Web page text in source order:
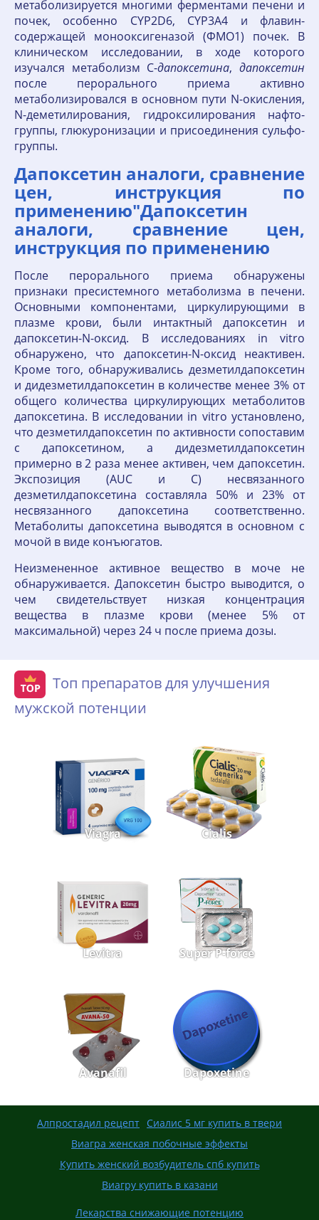
метаболизируется многими ферментами печени и
почек, особенно CYP2D6, CYP3A4 и флавин-
содержащей монооксигеназой (ФМО1) почек. В
клиническом исследовании, в ходе которого
изучался метаболизм С-дапоксетина,дапоксетин
после перорального приема активно
метаболизировался в основном пути N-окисления,
N-деметилирования, гидроксилирования нафто-
группы, глюкуронизации и присоединения сульфо-
группы.
Дапоксетин аналоги, сравнение
цен, инструкция по
применению"Дапоксетин
аналоги, сравнение цен,
инструкция по применению
После перорального приема обнаружены
признаки пресистемного метаболизма в печени.
Основными компонентами, циркулирующими в
плазме крови, были интактный дапоксетин и
дапоксетин-N-оксид. В исследованиях in vitro
обнаружено, что дапоксетин-N-оксид неактивен.
Кроме того, обнаруживались дезметилдапоксетин
и дидезметилдапоксетин в количестве менее 3% от
общего количества циркулирующих метаболитов
дапоксетина. В исследовании in vitro установлено,
что дезметилдапоксетин по активности сопоставим
с дапоксетином, а дидезметилдапоксетин
примерно в 2 раза менее активен, чем дапоксетин.
Экспозиция (AUC и C) несвязанного
дезметилдапоксетина составляла 50% и 23% от
несвязанного дапоксетина соответственно.
Метаболиты дапоксетина выводятся в основном с
мочой в виде конъюгатов.
Неизмененное активное вещество в моче не
обнаруживается. Дапоксетин быстро выводится, о
чем свидетельствует низкая концентрация
вещества в плазме крови (менее 5% от
максимальной) через 24 ч после приема дозы.
Топ препаратов для улучшения
мужской потенции
Viagra Cialis
Levitra Super P-force
Avanafil Dapoxetine
Алпростадил рецепт Сиалис 5 мг купить в твери
Виагра женская побочные эффекты
Купить женский возбудитель спб купить
Виагру купить в казани
Лекарства снижающие потенцию